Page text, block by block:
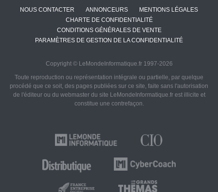
NOUS CONTACTER ANNONCEURS
MENTIONS LÉGALES
CHARTE DE CONFIDENTIALITÉ
CONDITIONS GÉNÉRALES DE VENTE
PARAMÈTRES DE GESTION DE LA CONFIDENTIALITÉ
Copyright © LeMondeInformatique.fr 1997-2026
Toute reproduction ou représentation intégrale ou partielle, par quelque
procédé que ce soit, des pages publiées sur ce site, faite sans l'autorisation
de l'éditeur ou du webmaster du site LeMondeInformatique.fr est illicite et
constitue une contrefaçon.